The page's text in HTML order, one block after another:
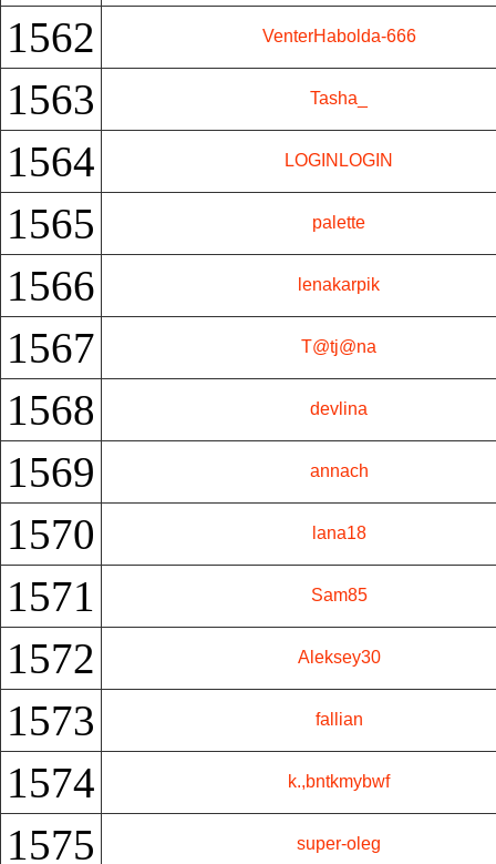
1562 VenterHabolda-666
1563 Tasha_
1564 LOGINLOGIN
1565 palette
1566 lenakarpik
1567 T@tj@na
1568 devlina
1569 annach
1570 lana18
1571 Sam85
1572 Aleksey30
1573 fallian
1574 k.,bntkmybwf
1575 super-oleg